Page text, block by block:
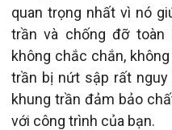
quan trọng nhất vì nó
trần và chống đỡ toàn
không chắc chắn,
trần bị nứt sập rất
khung trần đảm bảo
với công trình của bạn.